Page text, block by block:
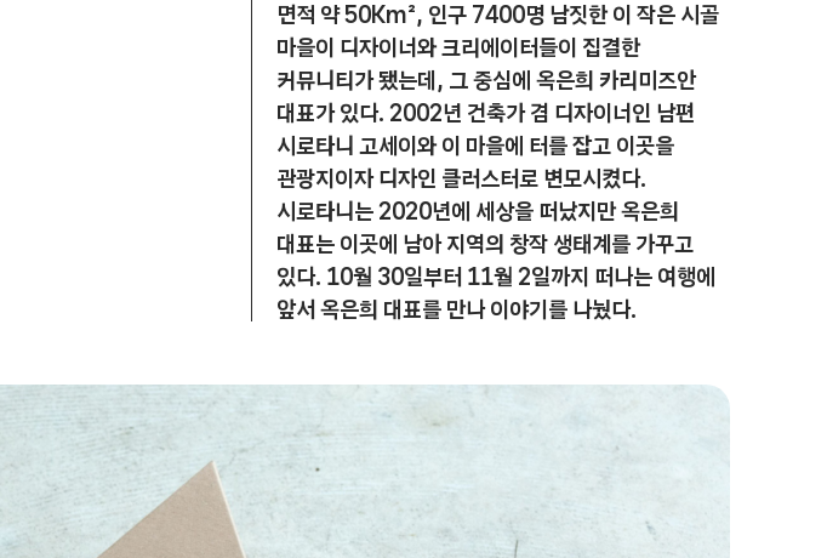
면적 약 50Km², 인구 7400명 남짓한 이 작은 시골
마을이 디자이너와 크리에이터들이 집결한
커뮤니티가 됐는데, 그 중심에 옥은희 카리미즈안
대표가 있다. 2002년 건축가 겸 디자이너인 남편
시로타니 고세이와 이 마을에 터를 잡고 이곳을
관광지이자 디자인 클러스터로 변모시켰다.
시로타니는 2020년에 세상을 떠났지만 옥은희
대표는 이곳에 남아 지역의 창작 생태계를 가꾸고
있다. 10월 30일부터 11월 2일까지 떠나는 여행에
앞서 옥은희 대표를 만나 이야기를 나눴다.